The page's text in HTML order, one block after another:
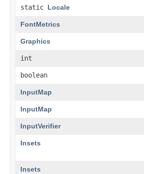
static Locale
FontMetrics
Graphics
int
boolean
InputMap
InputMap
InputVerifier
Insets
Insets